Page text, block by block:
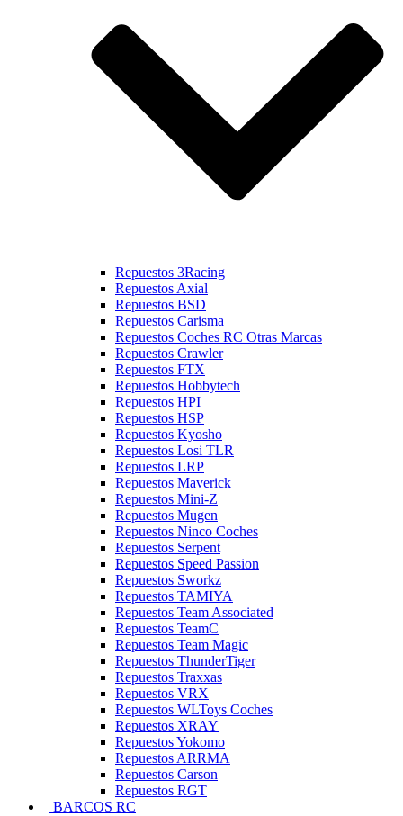
Repuestos 3Racing
Repuestos Axial
Repuestos BSD
Repuestos Carisma
Repuestos Coches RC Otras Marcas
Repuestos Crawler
Repuestos FTX
Repuestos Hobbytech
Repuestos HPI
Repuestos HSP
Repuestos Kyosho
Repuestos Losi TLR
Repuestos LRP
Repuestos Maverick
Repuestos Mini-Z
Repuestos Mugen
Repuestos Ninco Coches
Repuestos Serpent
Repuestos Speed Passion
Repuestos Sworkz
Repuestos TAMIYA
Repuestos Team Associated
Repuestos TeamC
Repuestos Team Magic
Repuestos ThunderTiger
Repuestos Traxxas
Repuestos VRX
Repuestos WLToys Coches
Repuestos XRAY
Repuestos Yokomo
Repuestos ARRMA
Repuestos Carson
Repuestos RGT
BARCOS RC